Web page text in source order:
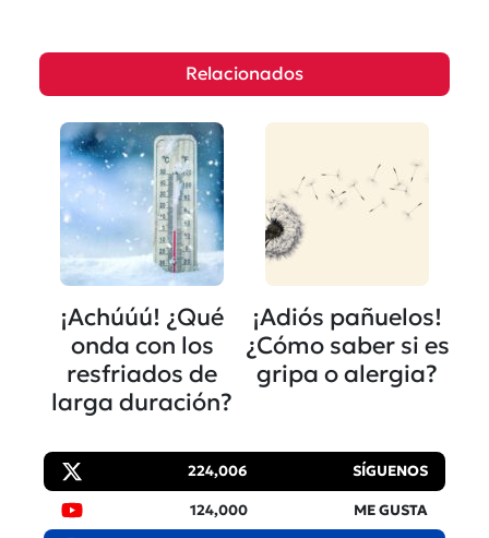
Relacionados
¡Achúúú! ¿Qué
onda con los
resfriados de
larga duración?
¡Adiós pañuelos!
¿Cómo saber si es
gripa o alergia?
224,006 SÍGUENOS
124,000 ME GUSTA